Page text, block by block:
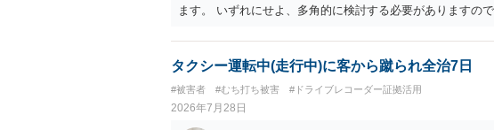
ます。 いずれにせよ、多角的に検討する必要がありますの
タクシー運転中(走行中)に客から蹴られ全治7日
#被害者 #むち打ち被害 #ドライブレコーダー証拠活用
2026年7月28日